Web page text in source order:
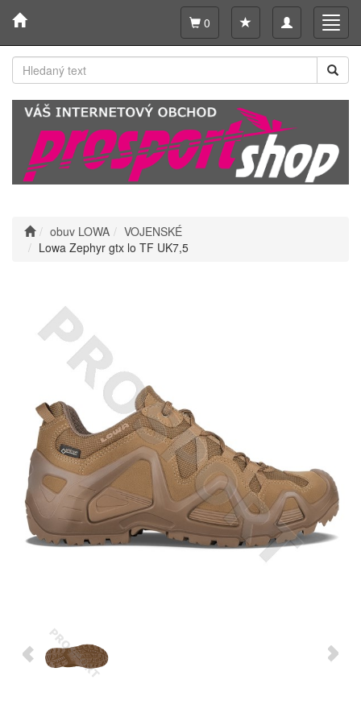
Toggle
navigation
0
obuv LOWA
VOJENSKÉ
Lowa Zephyr gtx lo TF UK7,5